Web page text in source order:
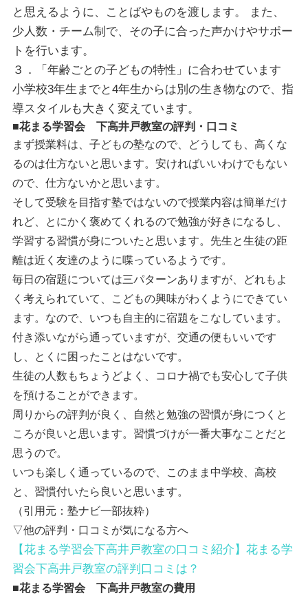
と思えるように、ことばやものを渡します。 また、
少人数・チーム制で、その子に合った声かけやサポー
トを行います。
３．「年齢ごとの子どもの特性」に合わせています
小学校3年生までと4年生からは別の生き物なので、指
導スタイルも大きく変えています。
■花まる学習会 下高井戸教室の評判・口コミ
まず授業料は、 子どもの塾なので、どうしても、高くな
るのは仕方ないと思います。安ければいいわけでもない
ので、仕方ないかと思います。
そして受験を目指す塾ではないので授業内容は簡単だけ
れど、とにかく褒めてくれるので勉強が好きになるし、
学習する習慣が身についたと思います。先生と生徒の距
離は近く友達のように喋っているようです。
毎日の宿題については三パターンありますが、どれもよ
く考えられていて、こどもの興味がわくようにできてい
ます。なので、いつも自主的に宿題をこなしています。
付き添いながら通っていますが、交通の便もいいです
し、とくに困ったことはないです。
生徒の人数もちょうどよく、コロナ禍でも安心して子供
を預けることができます。
周りからの評判が良く、自然と勉強の習慣が身につくと
ころが良いと思います。習慣づけが一番大事なことだと
思うので。
いつも楽しく通っているので、このまま中学校、高校
と、習慣付いたら良いと思います。
（引用元：塾ナビ一部抜粋）
▽他の評判・口コミが気になる方へ
【花まる学習会下高井戸教室の口コミ紹介】花まる学
習会下高井戸教室の評判口コミは？
■花まる学習会 下高井戸教室の費用